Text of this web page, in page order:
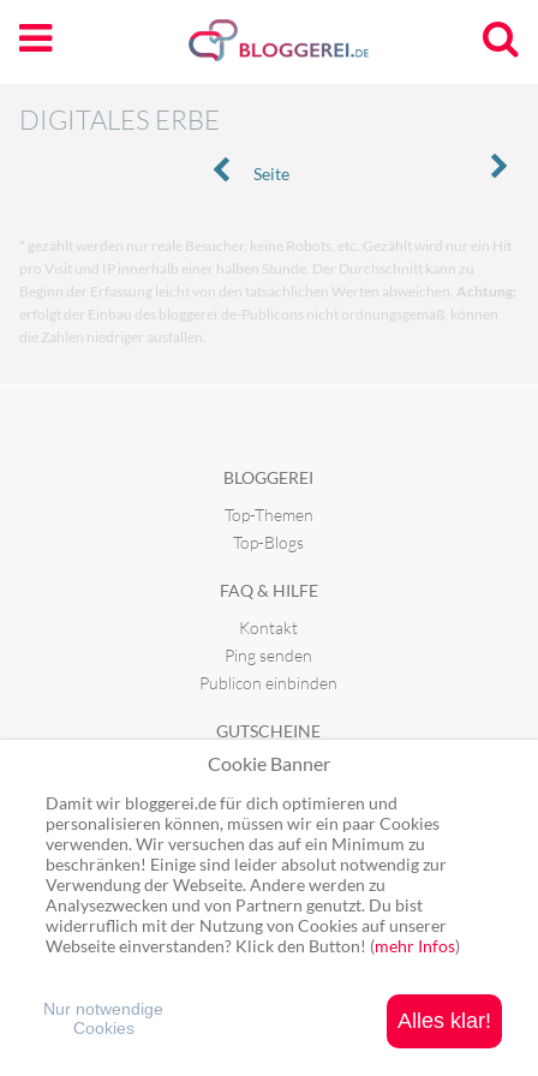
DIGITALES ERBE
Seite
* gezählt werden nur reale Besucher, keine Robots, etc. Gezählt wird nur ein Hit
pro Visit und IP innerhalb einer halben Stunde. Der Durchschnitt kann zu
Beginn der Erfassung leicht von den tatsächlichen Werten abweichen. Achtung:
erfolgt der Einbau des bloggerei.de-Publicons nicht ordnungsgemäß, können
die Zahlen niedriger ausfallen.
BLOGGEREI
Top-Themen
Top-Blogs
FAQ & HILFE
Kontakt
Ping senden
Publicon einbinden
GUTSCHEINE
Top-Gutscheine
Alle Shops
Ping: http://rpc.bloggerei.de/ping/ (*nur für angemeldete Blogs)
Blogverzeichnis Bloggerei.de © 2006 - 2026
Cookie Banner
Damit wir bloggerei.de für dich optimieren und
personalisieren können, müssen wir ein paar Cookies
verwenden. Wir versuchen das auf ein Minimum zu
beschränken! Einige sind leider absolut notwendig zur
Verwendung der Webseite. Andere werden zu
Analysezwecken und von Partnern genutzt. Du bist
widerruflich mit der Nutzung von Cookies auf unserer
Webseite einverstanden? Klick den Button! (mehr Infos)
Alles klar!
Nur notwendige
Cookies